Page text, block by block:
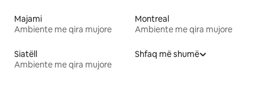
Majami
Ambiente me qira mujore
Montreal
Ambiente me qira mujore
Siatëll
Ambiente me qira mujore
Shfaq më shumë